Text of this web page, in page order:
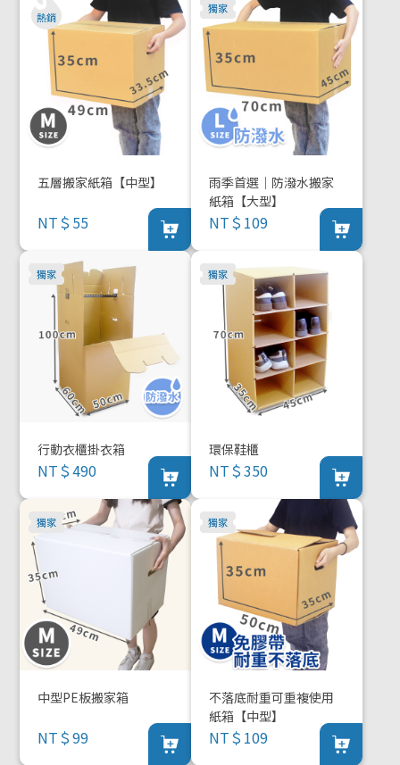
五層搬家紙箱【中型】
NT＄55
雨季首選｜防潑水搬家
紙箱【大型】
NT＄109
行動衣櫃掛衣箱
NT＄490
環保鞋櫃
NT＄350
中型PE板搬家箱
NT＄99
不落底耐重可重複使用
紙箱【中型】
NT＄109